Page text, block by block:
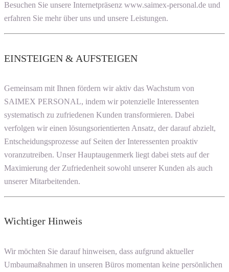
Besuchen Sie unsere Internetpräsenz www.saimex-personal.de und
erfahren Sie mehr über uns und unsere Leistungen.
EINSTEIGEN & AUFSTEIGEN
Gemeinsam mit Ihnen fördern wir aktiv das Wachstum von
SAIMEX PERSONAL, indem wir potenzielle Interessenten
systematisch zu zufriedenen Kunden transformieren. Dabei
verfolgen wir einen lösungsorientierten Ansatz, der darauf abzielt,
Entscheidungsprozesse auf Seiten der Interessenten proaktiv
voranzutreiben. Unser Hauptaugenmerk liegt dabei stets auf der
Maximierung der Zufriedenheit sowohl unserer Kunden als auch
unserer Mitarbeitenden.
Wichtiger Hinweis
Wir möchten Sie darauf hinweisen, dass aufgrund aktueller
Umbaumaßnahmen in unseren Büros momentan keine persönlichen